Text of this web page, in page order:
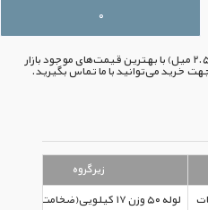
۰
انواع لوله ۵۰ وزن ۱۷ کیلویی(ضخامت ۲.۵ میل) با بهترین قیمت‌های موجود بازار
خرید می‌توانید با ما تماس بگیرید.
زیرگروه
لوله ۵۰ وزن ۱۷ کیلویی(ضخامت ۲.۵ میل)